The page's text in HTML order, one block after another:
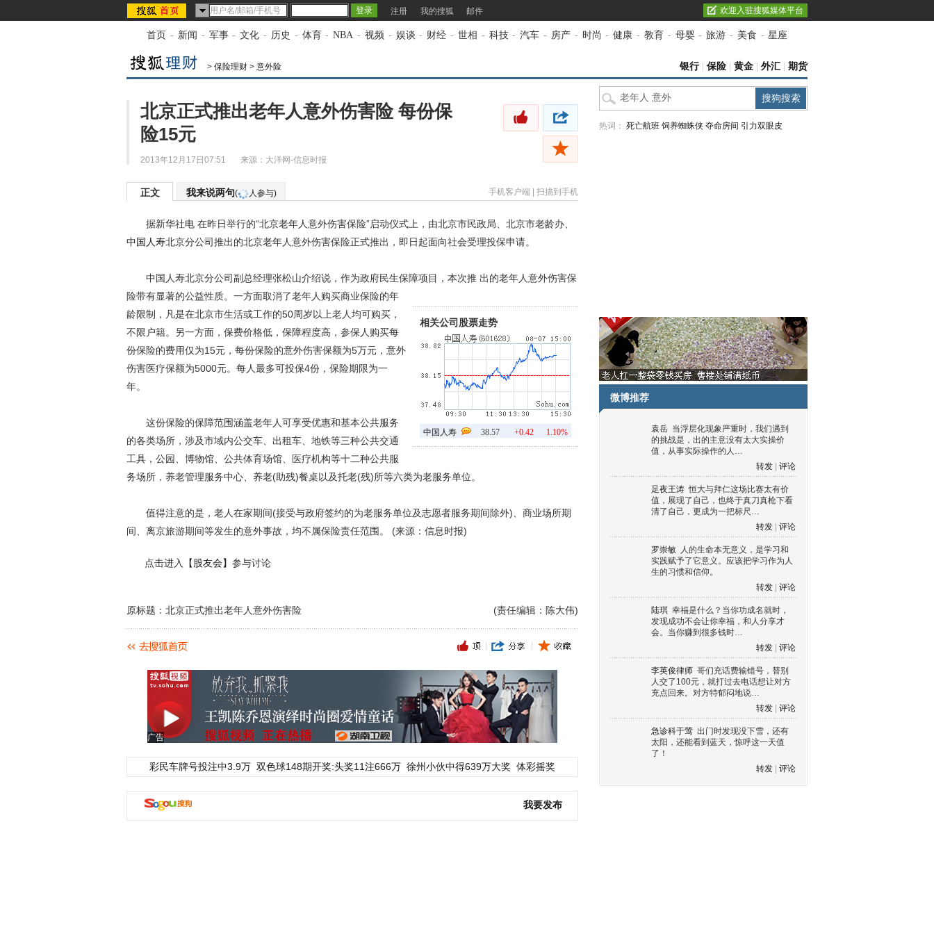
注册 我的搜狐 邮件 欢迎入驻搜狐媒体平台
首页 - 新闻 - 军事 - 文化 - 历史 - 体育 - NBA - 视频 - 娱谈 - 财经 - 世相 - 科技 - 汽车 - 房产 - 时尚 - 健康 - 教育 - 母婴 - 旅游 - 美食 - 星座
> 保险理财 > 意外险 银行| 保险 黄金 外汇 期货
北京正式推出老年人意外伤害险 每份保
险15元
2013年12月17日07:51 来源： 大洋网-信息时报
正文 我来说两句( 人参与) 手机客户端 扫描到手机
据新华社电 在昨日举行的“北京老年人意外伤害保险”启动仪式上，由北京市民政局、北京市老龄办、
中国人寿北京分公司推出的北京老年人意外伤害保险正式推出，即日起面向社会受理投保申请。
中国人寿北京分公司副总经理张松山介绍说，作为政府民生保障项目，本次推
相关公司股票走势
中国人寿 38.57 +0.42 1.10%
出的老年人意外伤害保
险带有显著的公益性质。一方面取消了老年人购买商业保险的年
龄限制，凡是在北京市生活或工作的50周岁以上老人均可购买，
不限户籍。另一方面，保费价格低，保障程度高，参保人购买每
份保险的费用仅为15元，每份保险的意外伤害保额为5万元，意外
伤害医疗保额为5000元。每人最多可投保4份，保险期限为一
年。
这份保险的保障范围涵盖老年人可享受优惠和基本公共服务
的各类场所，涉及市域内公交车、出租车、地铁等三种公共交通
工具，公园、博物馆、公共体育场馆、医疗机构等十二种公共服
务场所，养老管理服务中心、养老(助残)餐桌以及托老(残)所等六类为老服务单位。
值得注意的是，老人在家期间(接受与政府签约的为老服务单位及志愿者服务期间除外)、商业场所期
间、离京旅游期间等发生的意外事故，均不属保险责任范围。 (来源：信息时报)
点击进入 【股友会】 参与讨论
(责任编辑：陈大伟)
原标题：北京正式推出老年人意外伤害险
广告
彩民车牌号投注中3.9万 双色球148期开奖:头奖11注666万 徐州小伙中得639万大奖 体彩摇奖
我要发布
热词： 死亡航班 饲养蜘蛛侠 夺命房间 引力双眼皮
微博推荐
袁岳 当浮层化现象严重时，我们遇到
的挑战是，出的主意没有太大实操价
值，从事实际操作的人…
转发
评论
足夜王涛 恒大与拜仁这场比赛太有价
值，展现了自己，也终于真刀真枪下看
清了自己，更成为一把标尺…
转发
评论
罗崇敏 人的生命本无意义，是学习和
实践赋予了它意义。应该把学习作为人
生的习惯和信仰。
转发
评论
陆琪 幸福是什么？当你功成名就时，
发现成功不会让你幸福，和人分享才
会。当你赚到很多钱时…
转发
评论
李英俊律师 哥们充话费输错号，替别
人交了100元，就打过去电话想让对方
充点回来。对方特郁闷地说…
转发
评论
急诊科于莺 出门时发现没下雪，还有
太阳，还能看到蓝天，惊呼这一天值
了！
转发
评论